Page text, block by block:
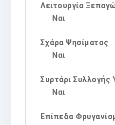
Λειτουργία
Ναι
Σχάρα Ψησίματος
Ναι
Συρτάρι
Ναι
Επίπεδα